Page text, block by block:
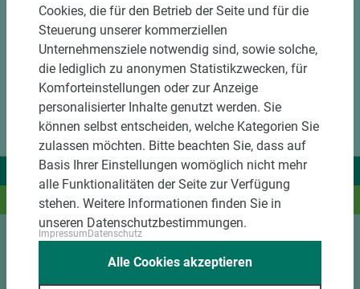
Wir liefern Ideen.
Und das passende Holz dazu.
Cookies, die für den Betrieb der Seite und für die
Steuerung unserer kommerziellen
Unternehmensziele notwendig sind, sowie solche,
die lediglich zu anonymen Statistikzwecken, für
Komforteinstellungen oder zur Anzeige
personalisierter Inhalte genutzt werden. Sie
können selbst entscheiden, welche Kategorien Sie
zulassen möchten. Bitte beachten Sie, dass auf
Basis Ihrer Einstellungen womöglich nicht mehr
alle Funktionalitäten der Seite zur Verfügung
stehen. Weitere Informationen finden Sie in
unseren Datenschutzbestimmungen.
ImpressumDatenschutz
Alle Cookies akzeptieren